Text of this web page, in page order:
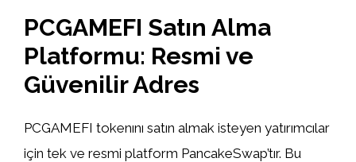
PCGAMEFI Satın Alma
Platformu: Resmi ve
Güvenilir Adres
PCGAMEFI tokenını satın almak isteyen yatırımcılar
için tek ve resmi platform PancakeSwap’tır. Bu